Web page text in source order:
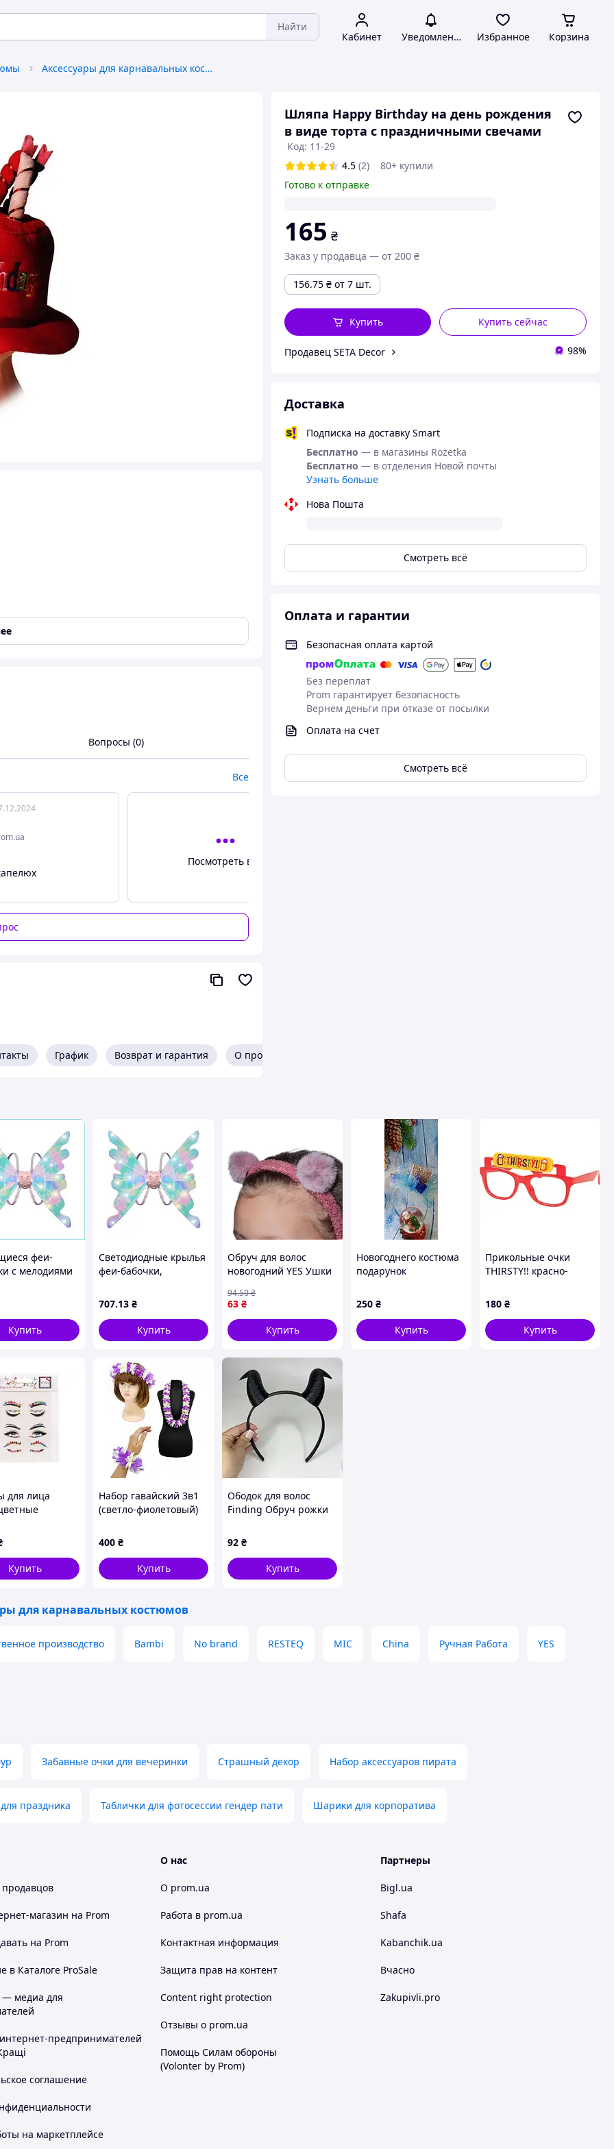
Найти
Кабинет Уведомления Избранное Корзина
Аксессуары для карнавальных костюмов
Шляпа Happy Birthday на день рождения
в виде торта с праздничными свечами
Код: 11-29
4.5 (2)
80+ купили
Готово к отправке
165 ₴
Заказ у продавца — от 200 ₴
156.75 ₴ от 7 шт.
Купить сейчас
Купить
Продавец SETA Decor 98%
Доставка
Подписка на доставку Smart
Бесплатно — в магазины Rozetka
Бесплатно — в отделения Новой почты
Узнать больше
Нова Пошта
Смотреть всё
Оплата и гарантии
Безопасная оплата картой
Без переплат
Prom гарантирует безопасность
Вернем деньги при отказе от посылки
Оплата на счет
Смотреть всё
Вопросы (0)
Все
Посмотреть все
График Возврат и гарантия О продавце
феи-
с мелодиями
для девочек
Wings of
Купить
Светодиодные крылья
феи-бабочки,
подсветкой и
мелодиями на
ремешках для девочки
Wings of Fairy 848
707.13 ₴
Купить
Обруч для волос
новогодний YES Ушки
высокое качество
63 ₴
94.50₴
Купить
Новогоднего костюма
подарунок
250 ₴
Купить
Прикольные очки
THIRSTY!! красно-
вечеринки
180 ₴
Купить
для лица
Купить
Набор гавайский 3в1
(светло-фиолетовый)
400 ₴
Купить
Ободок для волос
Finding Обруч рожки
маленькие 7см
Черный 19 см х 20 см х
11 см
92 ₴
Купить
для карнавальных костюмов
производство Bambi No brand RESTEQ MIC China Ручная Работа YES
Забавные очки для вечеринки Страшный декор Набор аксессуаров пирата
праздника Таблички для фотосессии гендер пати Шарики для корпоратива
магазин на Prom
на Prom
в Каталоге ProSale
— медиа для
предпринимателей
соглашение
на маркетплейсе
О нас
О prom.ua
Работа в prom.ua
Контактная информация
Защита прав на контент
Content right protection
Отзывы о prom.ua
Помощь Силам обороны
(Volonter by Prom)
Партнеры
Bigl.ua
Shafa
Kabanchik.ua
Вчасно
Zakupivli.pro